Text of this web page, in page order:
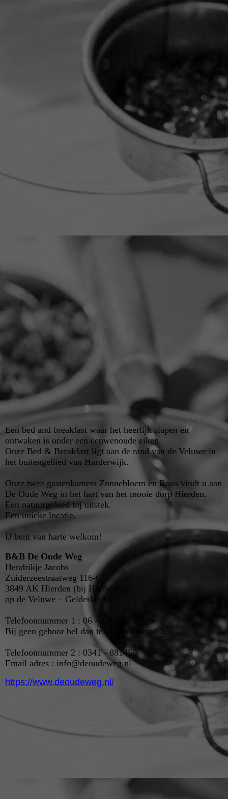
Een bed and breakfast waar het heerlijk slapen en
ontwaken is onder een eeuwenoude eiken.
Onze Bed & Breakfast ligt aan de rand van de Veluwe in
het buitengebied van Harderwijk.
Onze twee gastenkamers Zonnebloem en Roos vindt u aan
De Oude Weg in het hart van het mooie dorp Hierden.
Een natuurgebied bij uitstek.
Een unieke locatie.
U bent van harte welkom!
B&B De Oude Weg
Hendrikje Jacobs
Zuiderzeestraatweg 116-C
3849 AK Hierden (bij Harderwijk)
op de Veluwe – Gelderland
Telefoonnummer 1 : 06 - 23656850
Bij geen gehoor bel dan telefoonnummer 2.
Telefoonnummer 2 : 0341 - 881450
Email adres : info@deoudeweg.nl
https://www.deoudeweg.nl/